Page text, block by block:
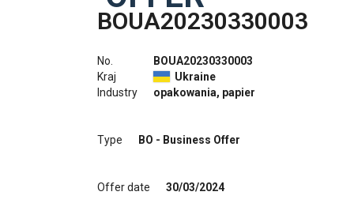
BOUA20230330003
No.
Kraj
Industry
BOUA20230330003
Ukraine
opakowania, papier
Type BO - Business Offer
Offer date 30/03/2024